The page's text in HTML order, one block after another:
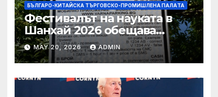
БЪЛГАРО-КИТАЙСКА ТЪРГОВСКО-ПРОМИШЛЕНА ПАЛAТА
Фестивалът на науката в
Шанхай 2026 обещава
вълнуващи научно-
технологични иновации
MAY 20, 2026 ADMIN